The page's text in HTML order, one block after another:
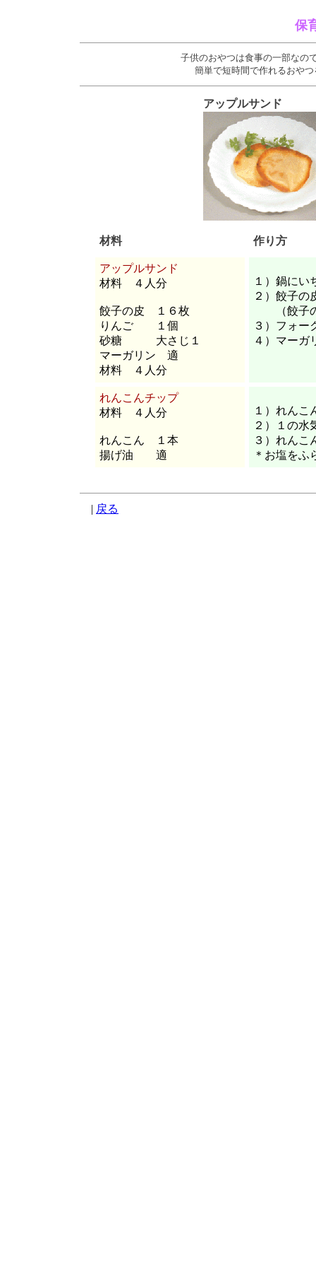
保
子供のおやつは食事の一部なの
簡単で短時間で作れるおや
アップルサンド
材料 作り方
アップルサンド
材料 ４人分
餃子の皮 １６枚
りんご １個
砂糖 大さじ１
マーガリン 適
材料 ４人分
１）鍋にい
２）餃子の
（餃子の
３）フォー
４）マーガ
れんこんチップ
材料 ４人分
れんこん １本
揚げ油 適
１）れんこ
２）１の水
３）れんこ
＊お塩を
| 戻る